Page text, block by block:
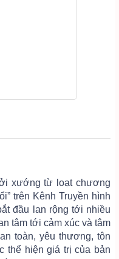
xướng từ loạt chương
trên Kênh Truyền hình
đầu lan rộng tới nhiều
tâm tới cảm xúc và tâm
toàn, yêu thương, tôn
thể hiện giá trị của bản